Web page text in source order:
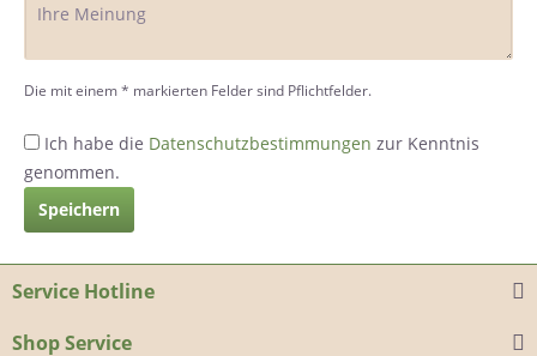
Die mit einem * markierten Felder sind Pflichtfelder.
Ich habe die Datenschutzbestimmungen zur Kenntnis
genommen.
Speichern
Service Hotline
Shop Service